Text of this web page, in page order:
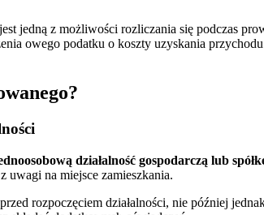
jedną z możliwości rozliczania się podczas
owego podatku o koszty uzyskania
działalność gospodarczą lub
na miejsce zamieszkania.
rozpoczęciem działalności, nie później